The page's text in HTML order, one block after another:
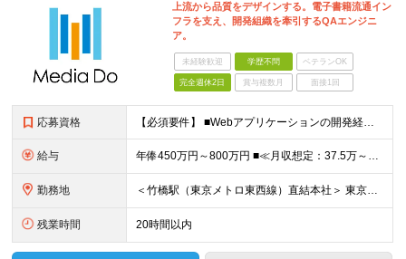
上流から品質をデザインする。電子書籍流通イン
フラを支え、開発組織を牽引するQAエンジニ
ア。
未経験歓迎 学歴不問 ベテランOK
完全週休2日 賞与複数月 面接1回
応募資格 【必須要件】 ■Webアプリケーションの開発経験（言語・年数不問） または ■Webアプリケーションやビジネスアプリケーションのテスト実務経験（５年以上） ※学歴不問 【こんな方にピッタリです】 ◎
給与 年俸450万円～800万円 ■≪月収想定：37.5万～66.7万円≫ ・担当いただく業務範囲やマネジメントの有無など、役割に応じて決定します ・年俸額を12分割し、毎月支給します ・試用期間3カ月あ
勤務地 ＜竹橋駅（東京メトロ東西線）直結本社＞ 東京都千代田区一ツ橋一丁目1番1号パレスサイドビル5F・8F （変更の範囲）上記を除く当社関連勤務地
残業時間 20時間以内